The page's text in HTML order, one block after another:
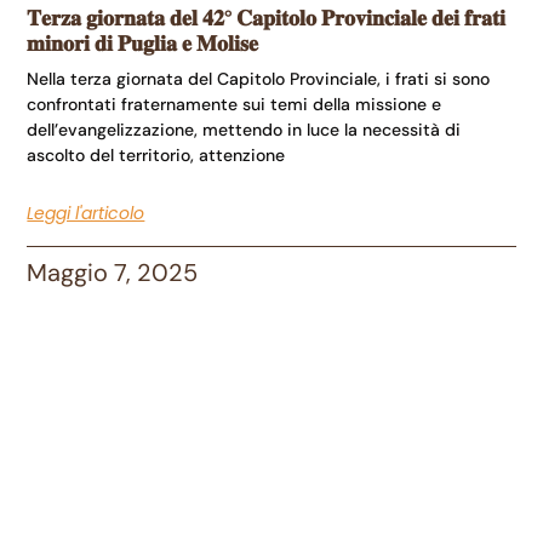
𝐓𝐞𝐫𝐳𝐚 𝐠𝐢𝐨𝐫𝐧𝐚𝐭𝐚 𝐝𝐞𝐥 𝟒𝟐° 𝐂𝐚𝐩𝐢𝐭𝐨𝐥𝐨 𝐏𝐫𝐨𝐯𝐢𝐧𝐜𝐢𝐚𝐥𝐞 𝐝𝐞𝐢 𝐟𝐫𝐚𝐭𝐢
𝐦𝐢𝐧𝐨𝐫𝐢 𝐝𝐢 𝐏𝐮𝐠𝐥𝐢𝐚 𝐞 𝐌𝐨𝐥𝐢𝐬𝐞
Nella terza giornata del Capitolo Provinciale, i frati si sono
confrontati fraternamente sui temi della missione e
dell’evangelizzazione, mettendo in luce la necessità di
ascolto del territorio, attenzione
Leggi l'articolo
Maggio 7, 2025